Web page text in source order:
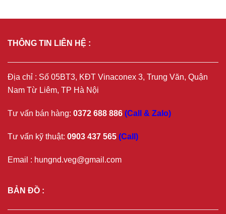
Chi tiết
THÔNG TIN LIÊN HỆ :
Địa chỉ : Số 05BT3, KĐT Vinaconex 3, Trung Văn, Quận
Nam Từ Liêm, TP Hà Nội
Tư vấn bán hàng: 0372 688 886 (Call & Zalo)
Tư vấn kỹ thuật: 0903 437 565 (Call)
Email : hungnd.veg@gmail.com
BẢN ĐỒ :